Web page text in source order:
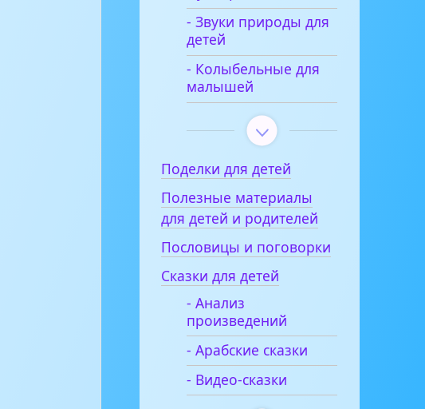
- Звуки природы для
детей
- Колыбельные для
малышей
Поделки для детей
Полезные материалы
для детей и родителей
Пословицы и поговорки
Сказки для детей
- Анализ
произведений
- Арабские сказки
- Видео-сказки